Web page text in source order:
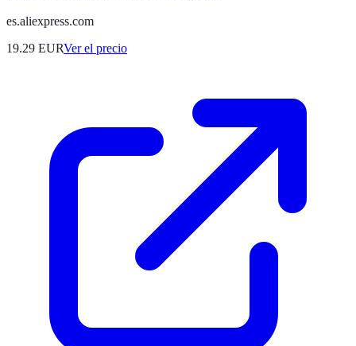
es.aliexpress.com
19.29 EURVer el precio